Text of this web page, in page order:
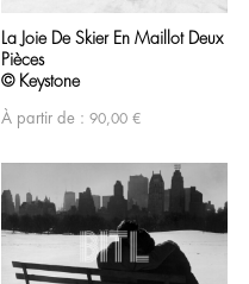
La Joie De Skier En Maillot Deux
Pièces
© Keystone
À partir de : 90,00 €